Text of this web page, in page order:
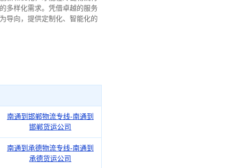
多样化需求。 凭借卓越的服务
导向，提供定制化、智能化的
南通到邯郸物流专线-南通到
邯郸货运公司
南通到承德物流专线-南通到
承德货运公司